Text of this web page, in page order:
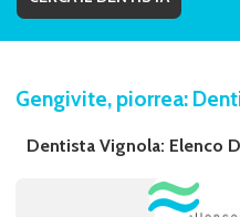
Gengivite, piorrea:
Dentista Vignola: Elenco